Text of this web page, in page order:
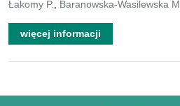
Łakomy P.
Baranowska-Wasilewska M.
więcej informacji